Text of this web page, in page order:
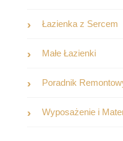
Łazienka z Sercem
Małe Łazienki
Poradnik
Wyposażenie i